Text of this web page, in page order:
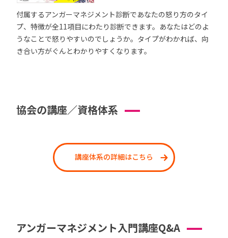
付属するアンガーマネジメント診断であなたの怒り方のタイ
プ、特徴が全11項目にわたり診断できます。あなたはどのよ
うなことで怒りやすいのでしょうか。タイプがわかれば、向
き合い方がぐんとわかりやすくなります。
協会の講座／資格体系
講座体系の詳細はこちら
アンガーマネジメント入門講座Q&A